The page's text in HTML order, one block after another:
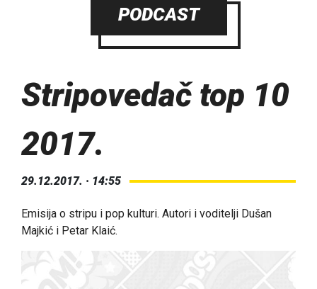
PODCAST
Stripovedač top 10
2017.
29.12.2017. · 14:55
Emisija o stripu i pop kulturi. Autori i voditelji Dušan
Majkić i Petar Klaić.